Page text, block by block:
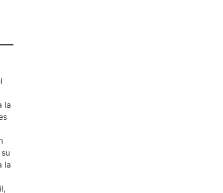
la
la